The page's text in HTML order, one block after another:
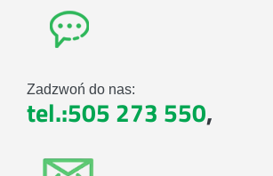
Zadzwoń do nas:
tel.:505 273 550,